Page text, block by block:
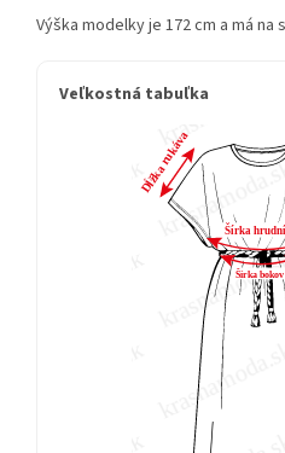
Výška modelky je 172 cm a má na
Veľkostná tabuľka